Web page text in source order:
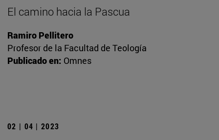
El camino hacia la Pascua
Ramiro Pellitero
Profesor de la Facultad de Teología
Publicado en: Omnes
02 | 04 | 2023